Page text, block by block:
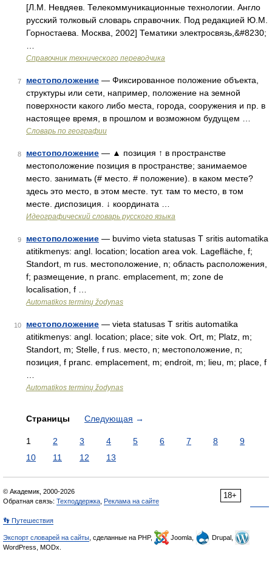
[Л.М. Невдяев. Телекоммуникационные технологии. Англо
русский толковый словарь справочник. Под редакцией Ю.М.
Горностаева. Москва, 2002] Тематики электросвязь,&#8230;
Справочник технического переводчика
7 местоположение — Фиксированное положение объекта,
структуры или сети, например, положение на земной
поверхности какого либо места, города, сооружения и пр. в
настоящее время, в прошлом и возможном будущем …
Словарь по географии
8 местоположение — ▲ позиция ↑ в пространстве
местоположение позиция в пространстве; занимаемое
место. занимать (# место. # положение). в каком месте?
здесь это место, в этом месте. тут. там то место, в том
месте. диспозиция. ↓ координата …
Идеографический словарь русского языка
9 местоположение — buvimo vieta statusas T sritis automatika
atitikmenys: angl. location; location area vok. Lagefläche, f;
Standort, m rus. местоположение, n; область расположения,
f; размещение, n pranc. emplacement, m; zone de
localisation, f …
Automatikos terminų žodynas
10 местоположение — vieta statusas T sritis automatika
atitikmenys: angl. location; place; site vok. Ort, m; Platz, m;
Standort, m; Stelle, f rus. место, n; местоположение, n;
позиция, f pranc. emplacement, m; endroit, m; lieu, m; place, f
Automatikos terminų žodynas
Страницы Следующая →
1 2 3 4 5 6 7 8
9
10
11 12 13
18+
© Академик, 2000-2026
Обратная связь: Техподдержка Реклама на сайте
👣 Путешествия
Экспорт словарей на сайты , сделанные на PHP, Joomla,
Drupal,
WordPress, MODx.